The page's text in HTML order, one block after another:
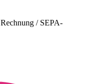
Rechnung / SEPA-